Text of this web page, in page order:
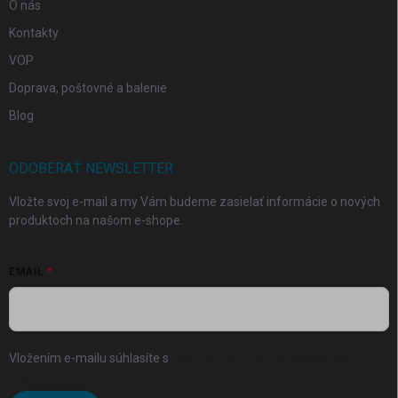
O nás
Kontakty
VOP
Doprava, poštovné a balenie
Blog
ODOBERAŤ NEWSLETTER
Vložte svoj e-mail a my Vám budeme zasielať informácie o nových
produktoch na našom e-shope.
Vložením e-mailu súhlasíte s